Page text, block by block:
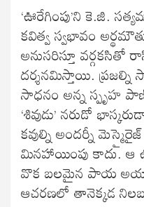
‘ఊరేగింపు’ని కె.జి.
కవిత్వ స్వభావం
అనుసరిస్తూ వర్గకసితో
దర్శనమిస్తాయి.
సాధనం అన్న స్పృహ
‘శివుడు’ నరుడో
కవుల్ని అందర్నీ
మినహాయింపు కాదు. ఆ
వొక బలమైన పాయ
ఆచరణలో తానెక్కడ